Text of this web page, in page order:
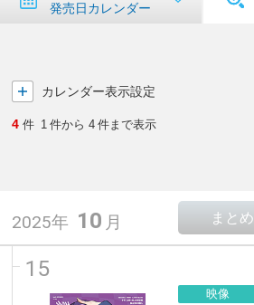
発売日カレンダー
カレンダー表示設定
4 件 1 件から 4 件まで表示
2025年 10 月
15
映像